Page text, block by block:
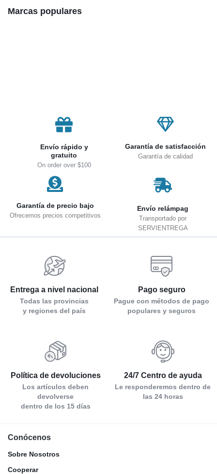
Marcas populares
Envío rápido y
gratuito
On order over $100
Garantía de satisfacción
Garantía de calidad
Garantía de precio bajo
Ofrecemos precios competitivos
Envío relámpag
Transportado por
SERVIENTREGA
Entrega a nivel nacional
Todas las provincias
y regiones del país
Pago seguro
Pague con métodos de pago
populares y seguros
Política de devoluciones
Los artículos deben
devolverse
dentro de los 15 días
24/7 Centro de ayuda
Le responderemos dentro de
las 24 horas
Conócenos
Sobre Nosotros
Cooperar